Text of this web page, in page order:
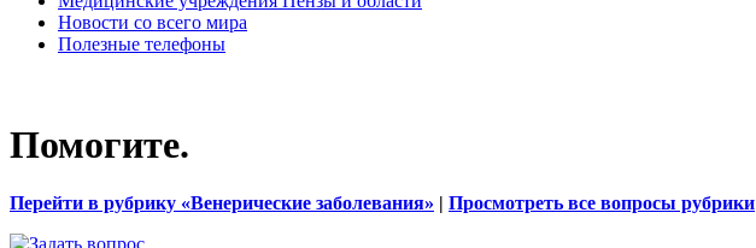
Новости со всего мира
Полезные телефоны
Помогите.
Перейти в рубрику «Венерические заболевания» | Просмотреть все вопросы рубрики